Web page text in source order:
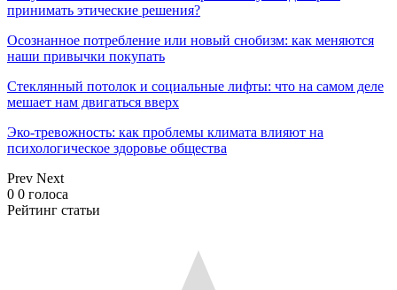
принимать этические решения?
Осознанное потребление или новый снобизм: как меняются
наши привычки покупать
Стеклянный потолок и социальные лифты: что на самом деле
мешает нам двигаться вверх
Эко-тревожность: как проблемы климата влияют на
психологическое здоровье общества
Prev Next
0 0 голоса
Рейтинг статьи